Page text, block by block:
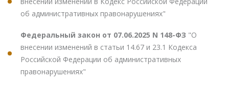
об административных правонарушениях"
Федеральный закон от 07.06.2025 N 148-ФЗ "О
внесении изменений в статьи 14.67 и 23.1 Кодекса
Российской Федерации об административных
правонарушениях"